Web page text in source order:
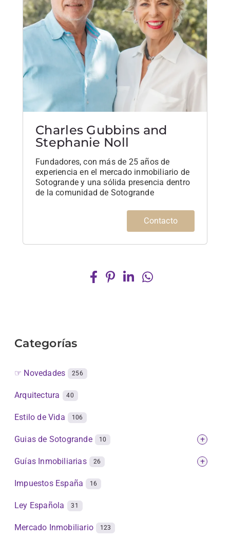
Charles Gubbins and
Stephanie Noll
Fundadores, con más de 25 años de
experiencia en el mercado inmobiliario de
Sotogrande y una sólida presencia dentro
de la comunidad de Sotogrande
Contacto
Categorías
☞ Novedades 256
Arquitectura 40
Estilo de Vida 106
Guias de Sotogrande 10 +
Guías Inmobiliarias 26 +
Impuestos España 16
Ley Española 31
Mercado Inmobiliario 123